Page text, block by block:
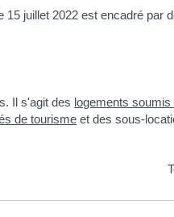
juillet 2022 est encadré par
Il s'agit des logements soumis
de tourisme et des sous-